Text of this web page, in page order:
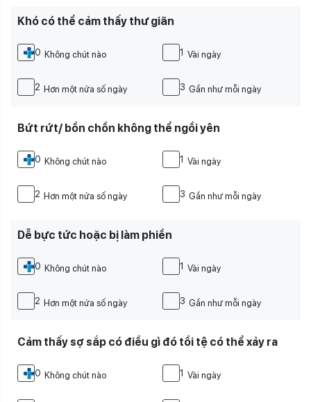
Khó có thể cảm thấy thư giãn
0 Không chút nào 1 Vài ngày
2 Hơn một nửa số ngày 3 Gần như mỗi ngày
Bứt rứt/ bồn chồn không thể ngồi yên
0 Không chút nào 1 Vài ngày
2 Hơn một nửa số ngày 3 Gần như mỗi ngày
Dễ bực tức hoặc bị làm phiền
0 Không chút nào 1 Vài ngày
2 Hơn một nửa số ngày 3 Gần như mỗi ngày
Cảm thấy sợ sắp có điều gì đó tồi tệ có thể xảy ra
0 Không chút nào 1 Vài ngày